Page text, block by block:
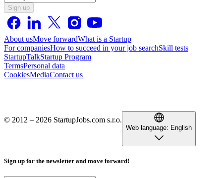
Sign up
About usMove forwardWhat is a Startup
For companiesHow to succeed in your job searchSkill tests
StartupTalkStartup Program
TermsPersonal data
CookiesMediaContact us
© 2012 – 2026 StartupJobs.com s.r.o.
Web language: English
Sign up for the newsletter and move forward!